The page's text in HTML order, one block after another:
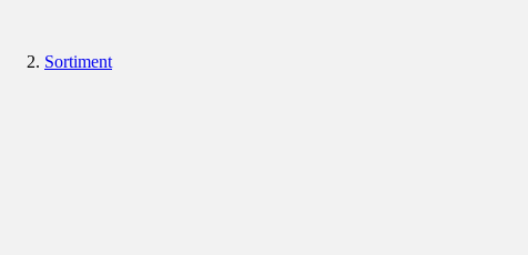
Sortiment